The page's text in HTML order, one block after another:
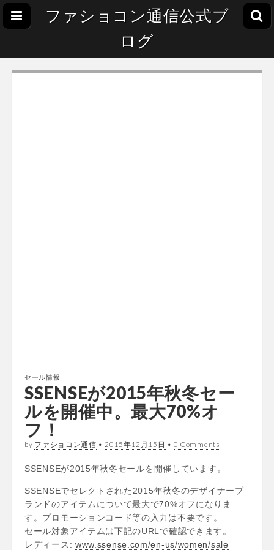
ファショコン通信公式ブ
ログ
セール情報
SSENSEが2015年秋冬セー
ルを開催中。最大70%オ
フ！
by ファショコン通信 • 2015年12月15日 • 0 Comments
SSENSEが2015年秋冬セールを開催しています。
SSENSEでセレクトされた2015年秋冬のデザイナーブ
ランドのアイテムについて最大で70%オフになりま
す。プロモーションコード等の入力は不要です。
セール対象アイテムは下記のURLで確認できます。
レディース: www.ssense.com/en-us/women/sale